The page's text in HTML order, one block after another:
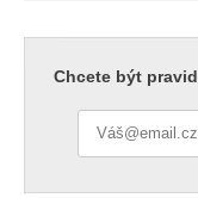
Chcete být